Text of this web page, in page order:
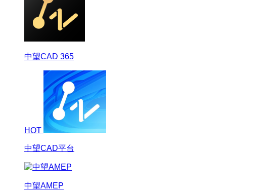
中望CAD 365
HOT
中望CAD平台
中望AMEP